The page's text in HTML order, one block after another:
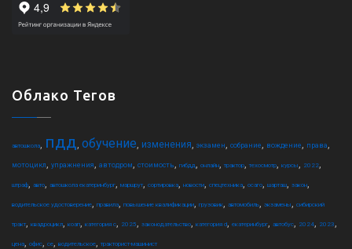
Облако Тегов
автошкола, пдд, обучение, изменения, экзамен, собрание, вождение, права,
мотоцикл, упражнения, автодром, стоимость, гибдд, онлайн, трактор, техосмотр, курсы, 2022,
штраф, авто, автошкола екатеринбург, маршрут, сортировка, новости, спецтехника, осаго, шарташ, закон,
водительское удостоверение, правила, повышение квалификации, грузовик, автомобиль, экзамены, сибирский
тракт, квадроцикл, коап, категория c, 2025, законодательство, категория d, екатеринбург, автобус, 2024, 2023,
цена, офис, ce, водительское, тракторист-машинист